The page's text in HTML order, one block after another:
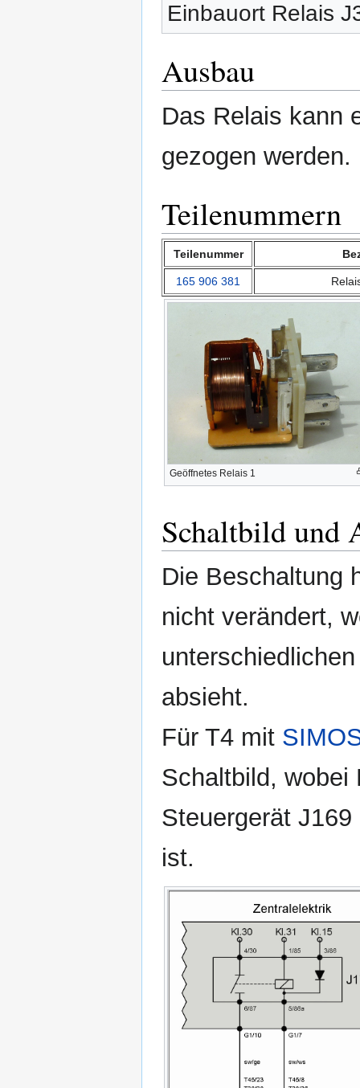
Einbauort Relais
Ausbau
Das Relais kann
gezogen werden.
Teilenummern
Teilenummer
165 906 381
Geöffnetes Relais 1
Schaltbild und
Die Beschaltung
nicht verändert,
absieht.
Für T4 mit
Schaltbild, wobei
Steuergerät
ist.